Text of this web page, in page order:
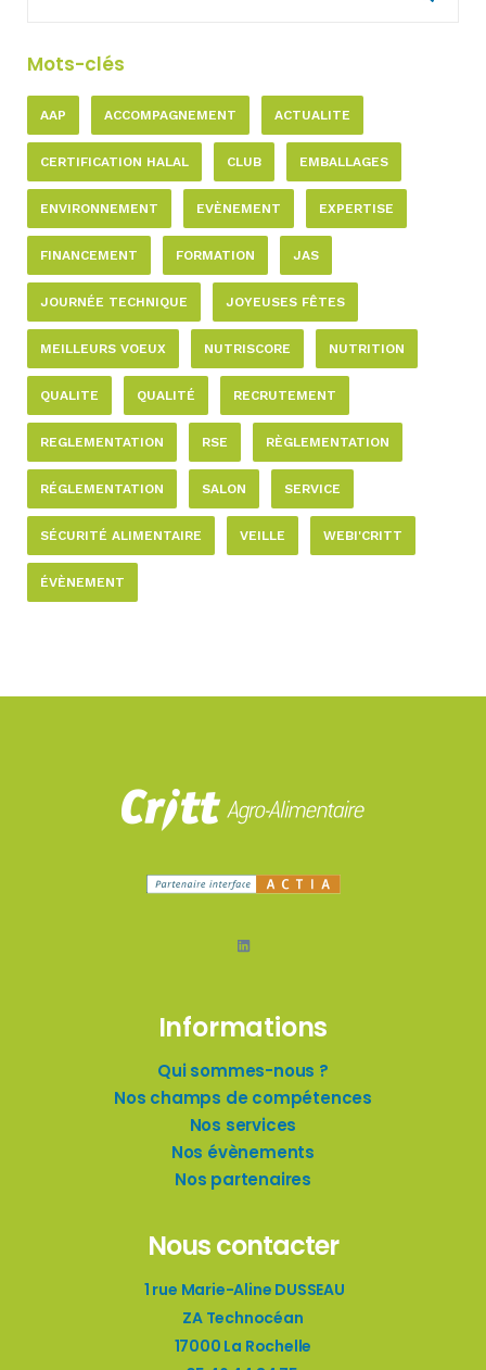
Mots-clés
AAP ACCOMPAGNEMENT ACTUALITE
CERTIFICATION HALAL CLUB EMBALLAGES
ENVIRONNEMENT EVÈNEMENT EXPERTISE
FINANCEMENT FORMATION JAS
JOURNÉE TECHNIQUE JOYEUSES FÊTES
MEILLEURS VOEUX NUTRISCORE NUTRITION
QUALITE QUALITÉ RECRUTEMENT
REGLEMENTATION RSE RÈGLEMENTATION
RÉGLEMENTATION SALON SERVICE
SÉCURITÉ ALIMENTAIRE VEILLE WEBI'CRITT
ÉVÈNEMENT
LinkedIn
Informations
Qui sommes-nous ?
Nos champs de compétences
Nos services
Nos évènements
Nos partenaires
Nous contacter
1 rue Marie-Aline DUSSEAU
ZA Technocéan
17000 La Rochelle